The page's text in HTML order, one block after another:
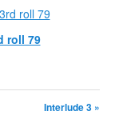
roll 79
Interlude 3 »